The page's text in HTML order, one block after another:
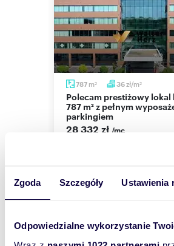
Zgoda Szczegóły Ustawienia
Odpowiedzialne wykorzystanie
Numer oferty: 68602/3105/OLW
Nr licencji zawodowej: 18080
787 m2 36zł/m2
Polecam prestiżowy lokal biurowy
787 m² z pełnym
parkingiem
28 332 zł /mc
Wyślij